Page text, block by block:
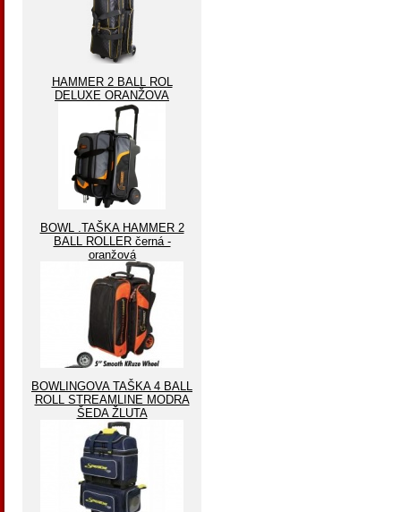
HAMMER 2 BALL ROL
DELUXE ORANŽOVA
BOWL .TAŠKA HAMMER 2
BALL ROLLER černá -
oranžová
BOWLINGOVA TAŠKA 4 BALL
ROLL STREAMLINE MODRA
ŠEDA ŽLUTA